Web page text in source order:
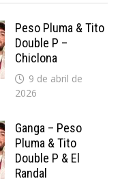
Peso Pluma & Tito
Double P –
Chiclona
9 de abril de
2026
Ganga – Peso
Pluma & Tito
Double P & El
Randal